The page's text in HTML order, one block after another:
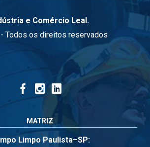
e Comércio Leal.
Todos os direitos reservados
MATRIZ
Limpo Paulista–SP: